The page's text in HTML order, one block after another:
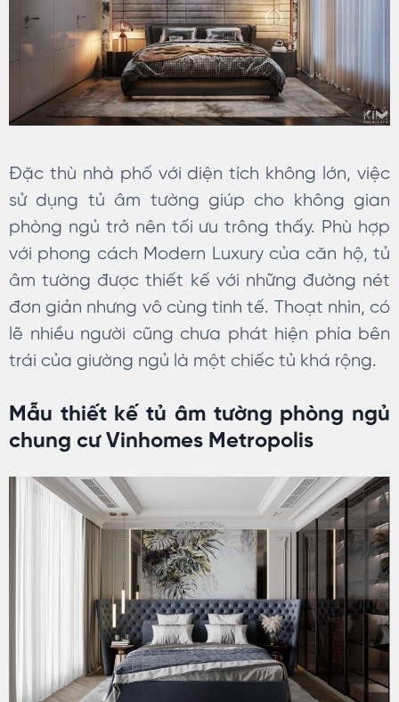
Đặc thù nhà phố với diện tích không lớn, việc
sử dụng tủ âm tường giúp cho không gian
phòng ngủ trở nên tối ưu trông thấy. Phù hợp
với phong cách Modern Luxury của căn hộ, tủ
âm tường được thiết kế với những đường nét
đơn giản nhưng vô cùng tinh tế. Thoạt nhìn, có
lẽ nhiều người cũng chưa phát hiện phía bên
trái của giường ngủ là một chiếc tủ khá rộng.
Mẫu thiết kế tủ âm tường phòng ngủ
chung cư Vinhomes Metropolis